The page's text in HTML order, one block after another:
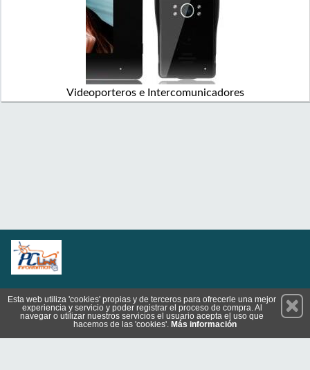
Videoporteros e Intercomunicadores
Suscríbete
Esta web utiliza 'cookies' propias y de terceros para ofrecerle una mejor
experiencia y servicio y poder registrar el proceso de compra. Al
navegar o utilizar nuestros servicios el usuario acepta el uso que
hacemos de las 'cookies'. Más información